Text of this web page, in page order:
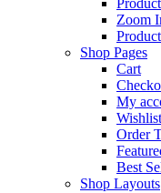
Zoom
Shop Pages
Cart
My
Wishlist
Order
Best
Shop Layouts